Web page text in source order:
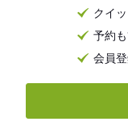
クイ
予約
会員